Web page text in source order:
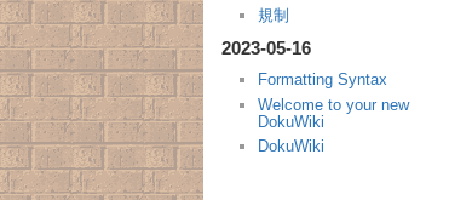
規制
2023-05-16
Formatting Syntax
Welcome to your new
DokuWiki
DokuWiki